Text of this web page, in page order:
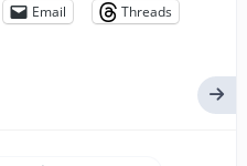
Email
Threads